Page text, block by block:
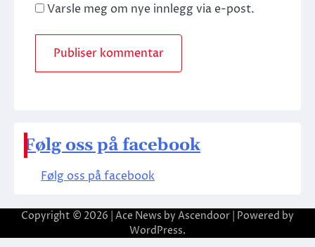
Varsle meg om nye innlegg via e-post.
Følg oss på facebook
Følg oss på facebook
Copyright © 2026 | Ace News by Ascendoor | Powered by
WordPress.